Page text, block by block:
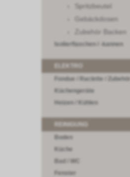
Spritzbeutel
Gebäckdosen
Zubehör Backen
Isolierflaschen / -kannen
Fondue / Raclette / Zubehör
Küchengeräte
Heizen / Kühlen
REINIGUNG
Boden
Küche
Bad / WC
Fenster